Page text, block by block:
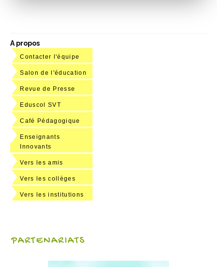
A propos
Contacter l'équipe
Salon de l'éducation
Revue de Presse
Eduscol SVT
Café Pédagogique
Enseignants
Innovants
Vers les amis
Vers les collèges
Vers les institutions
PARTENARIATS